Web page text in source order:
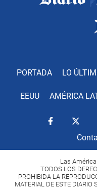
PORTADA LO
EEUU AMÉRICA
Las
TODOS LOS
PROHIBIDA LA
MATERIAL DE ESTE DIARIO